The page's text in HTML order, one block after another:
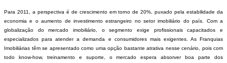
Para 2011, a perspectiva é de crescimento em torno de 20%, puxado pela estabilidade da
economia e o aumento de investimento estrangeiro no setor imobiliário do país. Com a
globalização do mercado imobiliário, o segmento exige profissionais capacitados e
especializados para atender a demanda e consumidores mais exigentes. As Franquias
Imobiliárias têm se apresentado como uma opção bastante atrativa nesse cenário, pois com
todo know-how, treinamento e suporte, o mercado espera absorver boa parte dos